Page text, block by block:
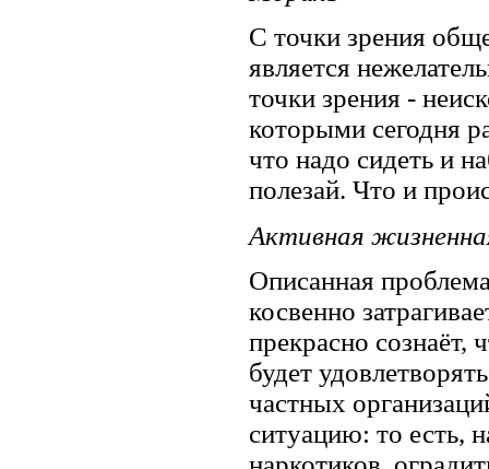
С точки зрения
является
точки зрения -
которыми сегодня
что надо сидеть и
полезай. Что и
Активная
Описанная
косвенно
прекрасно сознаёт,
будет
частных
ситуацию: то есть,